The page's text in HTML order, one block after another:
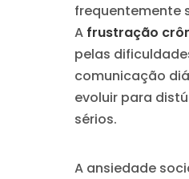
frequentemente
A frustração
pelas
comunicação
evoluir para
sérios.
A ansiedade